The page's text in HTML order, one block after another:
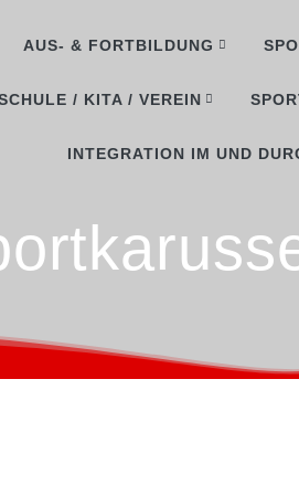
AUS- & FORTBILDUNG
/ KITA / VEREIN
INTEGRATION IM UND